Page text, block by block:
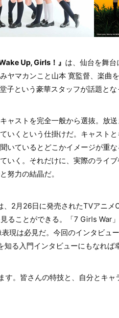
Wake Up, Girls！』 は、仙台を舞
ヤマカンこと山本 寛監督、楽
子という豪華スタッフが話題とな
ャストを完全一般から選抜。放
いくという仕掛けだ。キャスト
いているとどこかイメージが重
いく。それだけに、実際のライ
努力の結晶だ。
、2月26日に発売されたTVアニ
ることができる。「7 Girls War
現は必見だ。今回のインタビュ
る入門インタビューにもなれば
。皆さんの特技と、自分とキ